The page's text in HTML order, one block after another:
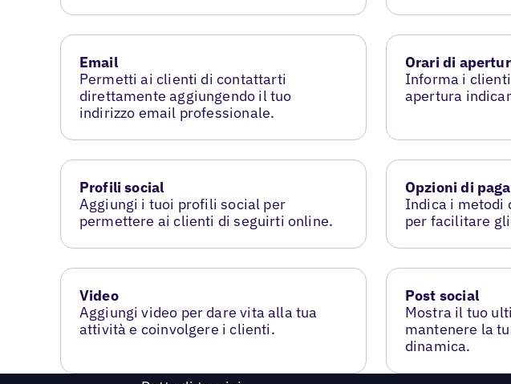
Email
Permetti ai clienti di contattarti
direttamente aggiungendo il tuo
indirizzo email professionale.
Orari di
Informa i
apertura
Profili social
Aggiungi i tuoi profili social per
permettere ai clienti di seguirti online.
Opzioni di
Indica i metodi
per facilitare
Video
Aggiungi video per dare vita alla tua
attività e coinvolgere i clienti.
Post social
Mostra il tuo
mantenere la
dinamica.